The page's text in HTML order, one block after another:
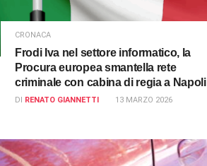
CRONACA
Frodi Iva nel settore informatico, la
Procura europea smantella rete
criminale con cabina di regia a Napoli
DI RENATO GIANNETTI 13 MARZO 2026